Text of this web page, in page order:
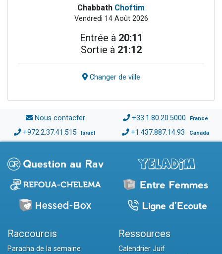
Chabbath Choftim
Vendredi 14 Août 2026
Entrée à 20:11
Sortie à 21:12
Changer de ville
Nous contacter +33.1.80.20.5000 France
+972.2.37.41.515 Israël +1.437.887.14.93 Canada
Raccourcis
Paracha de la semaine
Ressources
Calendrier Juif